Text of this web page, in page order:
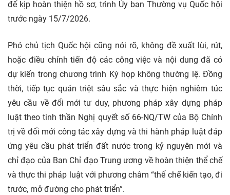
để kịp hoàn thiện hồ sơ, trình Ủy ban Thường vụ Quốc hội
trước ngày 15/7/2026.
Phó chủ tịch Quốc hội cũng nói rõ, không đề xuất lùi, rút,
hoặc điều chỉnh tiến độ các công việc và nội dung đã có
dự kiến trong chương trình Kỳ họp không thường lệ. Đồng
thời, tiếp tục quán triệt sâu sắc và thực hiện nghiêm túc
yêu cầu về đổi mới tư duy, phương pháp xây dựng pháp
luật theo tinh thần Nghị quyết số 66-NQ/TW của Bộ Chính
trị về đổi mới công tác xây dựng và thi hành pháp luật đáp
ứng yêu cầu phát triển đất nước trong kỷ nguyên mới và
chỉ đạo của Ban Chỉ đạo Trung ương về hoàn thiện thể chế
và thực thi pháp luật với phương châm “thể chế kiến tạo, đi
trước, mở đường cho phát triển”.